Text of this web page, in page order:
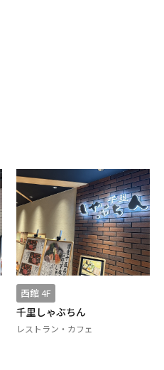
西館 4F
千里しゃぶちん
レストラン・カフェ